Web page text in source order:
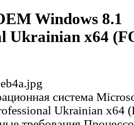
Windows 8.1
Ukrainian x64
система
Ukrainian x64